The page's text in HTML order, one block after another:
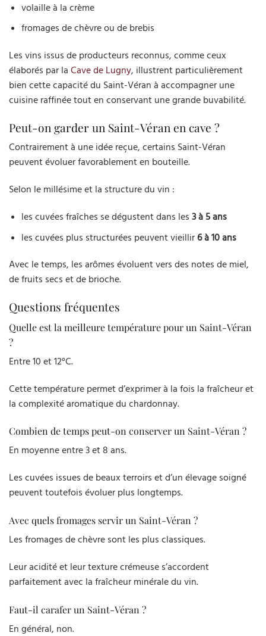
volaille à la crème
fromages de chèvre ou de brebis
Les vins issus de producteurs reconnus, comme ceux
élaborés par la Cave de Lugny, illustrent particulièrement
bien cette capacité du Saint-Véran à accompagner une
cuisine raffinée tout en conservant une grande buvabilité.
Peut-on garder un Saint-Véran en cave ?
Contrairement à une idée reçue, certains Saint-Véran
peuvent évoluer favorablement en bouteille.
Selon le millésime et la structure du vin :
les cuvées fraîches se dégustent dans les 3 à 5 ans
les cuvées plus structurées peuvent vieillir6 à 10 ans
Avec le temps, les arômes évoluent vers des notes de miel,
de fruits secs et de brioche.
Questions fréquentes
Quelle est la meilleure température pour un Saint-Véran
?
Entre 10 et 12°C.
Cette température permet d’exprimer à la fois la fraîcheur et
la complexité aromatique du chardonnay.
Combien de temps peut-on conserver un Saint-Véran ?
En moyenne entre 3 et 8 ans.
Les cuvées issues de beaux terroirs et d’un élevage soigné
peuvent toutefois évoluer plus longtemps.
Avec quels fromages servir un Saint-Véran ?
Les fromages de chèvre sont les plus classiques.
Leur acidité et leur texture crémeuse s’accordent
parfaitement avec la fraîcheur minérale du vin.
Faut-il carafer un Saint-Véran ?
En général, non.